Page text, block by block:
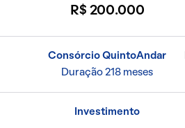
R$ 200.000
Consórcio QuintoAndar
Duração 218 meses
Investimento